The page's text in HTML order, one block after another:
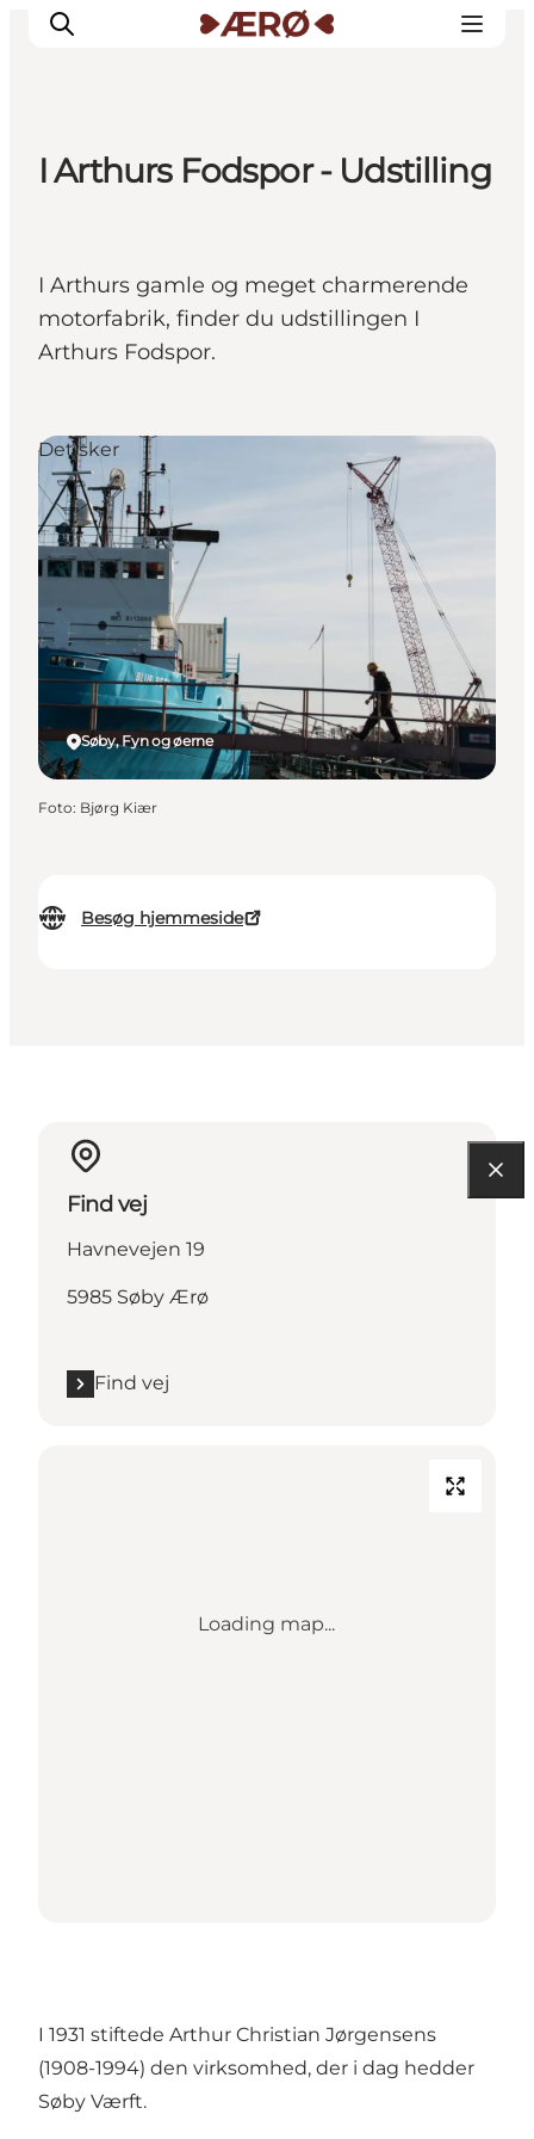
Oplevelser
Events
Planlæg ferien
I Arthurs Fodspor - Udstilling
I Arthurs gamle og meget charmerende
motorfabrik, finder du udstillingen I
Arthurs Fodspor.
Besøg hjemmeside
Søby, Fyn og øerne
Det sker
Foto: Bjørg Kiær
Find vej
Havnevejen 19
5985 Søby Ærø
Find vej
Loading map...
I 1931 stiftede Arthur Christian Jørgensens
(1908-1994) den virksomhed, der i dag hedder
Søby Værft.